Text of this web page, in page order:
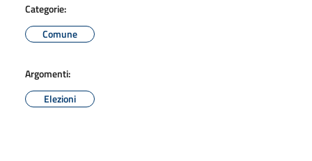
Categorie:
Comune
Argomenti:
Elezioni